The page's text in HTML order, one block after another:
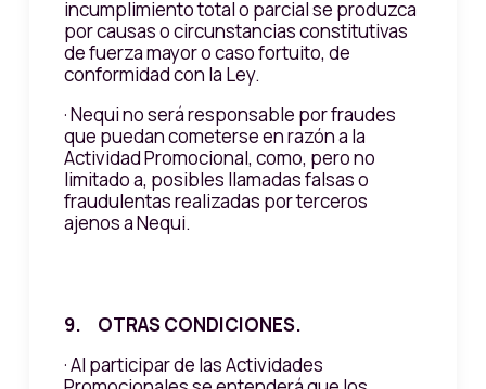
incumplimiento total o parcial se produzca
por causas o circunstancias constitutivas
de fuerza mayor o caso fortuito, de
conformidad con la Ley.
· Nequi no será responsable por fraudes
que puedan cometerse en razón a la
Actividad Promocional, como, pero no
limitado a, posibles llamadas falsas o
fraudulentas realizadas por terceros
ajenos a Nequi.
9. OTRAS CONDICIONES.
· Al participar de las Actividades